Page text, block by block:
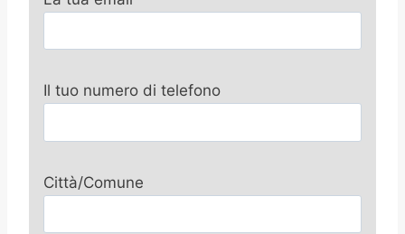
Il tuo numero di telefono
Città/Comune